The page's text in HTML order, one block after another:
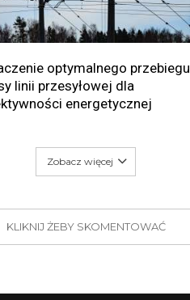
optymalnego przebiegu
linii przesyłowej dla
energetycznej
Zobacz więcej
KLIKNIJ ŻEBY SKOMENTOWAĆ